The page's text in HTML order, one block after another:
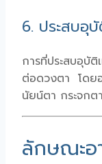
6. ประสบอุ
การที่ประสบอุบั
ต่อดวงตา โดยอ
นัยน์ตา กระจกต
ลักษณะอ